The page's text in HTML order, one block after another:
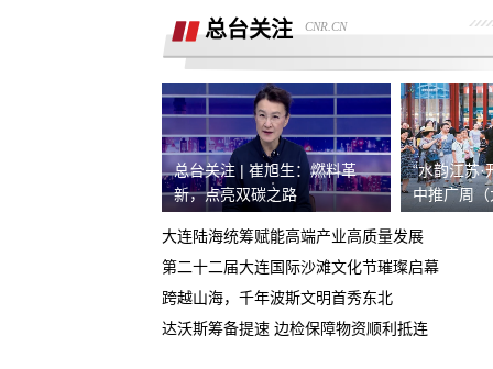
广西联通宽带被无故限速，想恢复必须
《业务风险防控承诺书》
话费充值未到账，平台判商家退款，但
家不退款也联系不上。
游戏虚假宣传诱导消费，已经严重影响
人生活
4s店擅自操作导致汽车主机损坏导致需
全款购买吉利银河A7被售抵押车，车辆
被中信银行拖走，钱车两空，吉利总部
诿不作为
石家庄鹿泉区烂尾楼
总台关注 CNR.CN
总台关注 | 崔旭生：燃料革
新，点亮双碳之路
“水韵江苏·
中推广周
大连陆海统筹赋能高端产业高质量发展
第二十二届大连国际沙滩文化节璀璨启幕
跨越山海，千年波斯文明首秀东北
达沃斯筹备提速 边检保障物资顺利抵连